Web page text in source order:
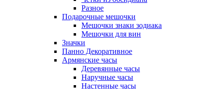
Разное
Подарочные мешочки
Мешочки знаки зодиака
Мешочки для вин
Значки
Панно Декоративное
Армянские часы
Деревянные часы
Наручные часы
Настенные часы